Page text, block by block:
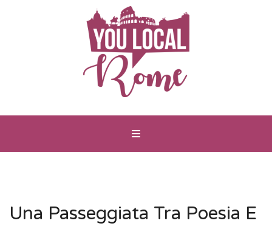
Una Passeggiata Tra Poesia E